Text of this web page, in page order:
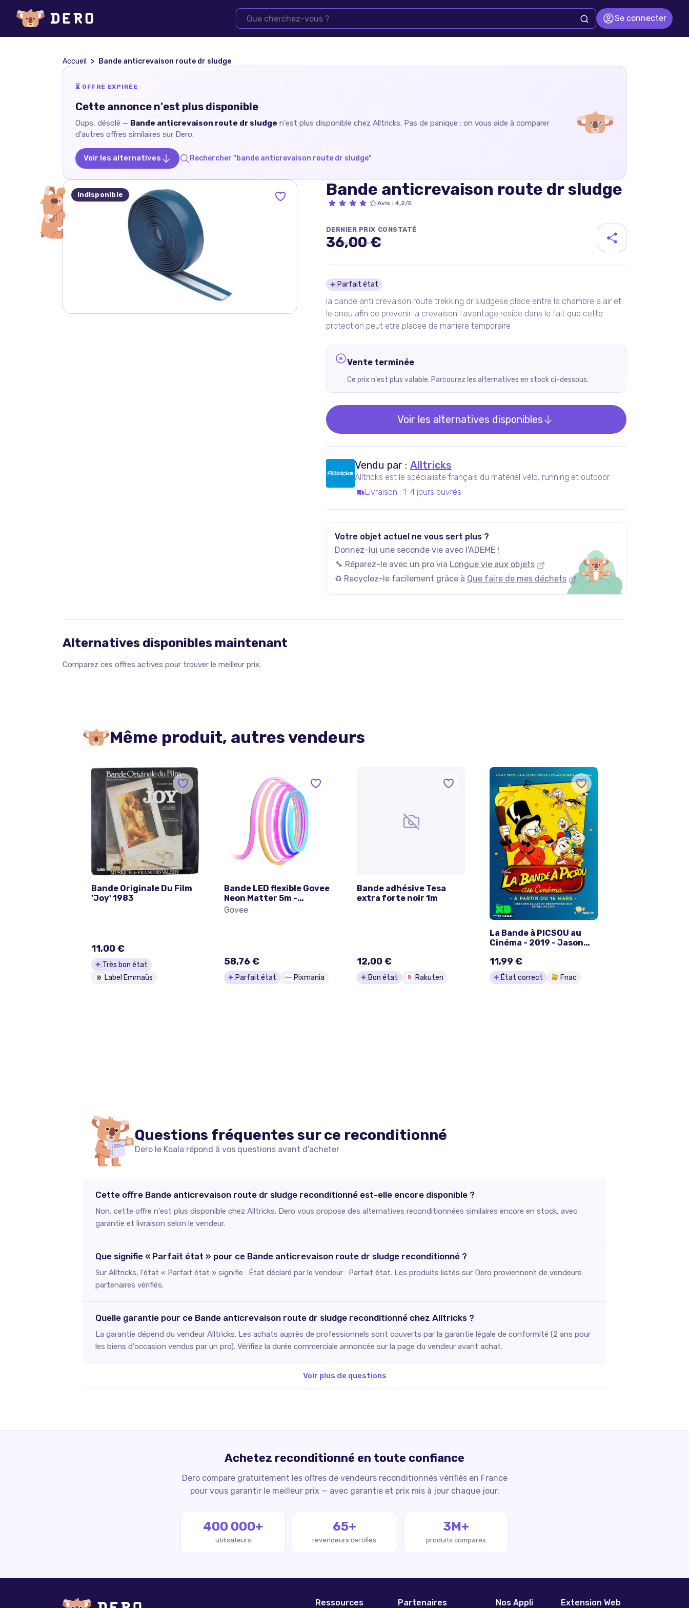
Se connecter
Accueil Bande anticrevaison route dr sludge
⏳ OFFRE EXPIRÉE
Cette annonce n'est plus disponible
Oups, désolé — Bande anticrevaison route dr sludge n'est plus disponible chez Alltricks. Pas de panique : on vous aide à comparer
d'autres offres similaires sur Dero.
Voir les alternatives Rechercher "bande anticrevaison route dr sludge"
Indisponible Bande anticrevaison route dr sludge
Avis: 4,2/5
DERNIER PRIX CONSTATÉ
36,00 €
Détails du produit
Parfait état
la bande anti crevaison route trekking dr sludgese place entre la chambre a air et
le pneu afin de prevenir la crevaison l avantage reside dans le fait que cette
protection peut etre placee de maniere temporaire
Vente terminée
Ce prix n'est plus valable. Parcourez les alternatives en stock ci-dessous.
Voir les alternatives disponibles
Vendu par : Alltricks
Alltricks est le spécialiste français du matériel vélo, running et outdoor.
Livraison : 1-4 jours ouvrés
Votre objet actuel ne vous sert plus ?
Donnez-lui une seconde vie avec l'ADEME !
🔧 Réparez-le avec un pro via Longue vie aux objets
♻️ Recyclez-le facilement grâce à Que faire de mes déchets
Alternatives disponibles maintenant
Comparez ces offres actives pour trouver le meilleur prix.
Même produit, autres vendeurs
Bande Originale Du Film
'Joy' 1983
11,00 €
Très bon état
Label Emmaüs
Bande LED flexible Govee
Neon Matter 5m -
Excellent état
Govee
58,76 €
Parfait état Pixmania
Bande adhésive Tesa
extra forte noir 1m
12,00 €
Bon état Rakuten
La Bande à PICSOU au
Cinéma - 2019 - Jason
11,99 €
État correct Fnac
Questions fréquentes sur ce reconditionné
Dero le Koala répond à vos questions avant d'acheter
Cette offre Bande anticrevaison route dr sludge reconditionné est-elle encore disponible ?
Non, cette offre n'est plus disponible chez Alltricks. Dero vous propose des alternatives reconditionnées similaires encore en stock, avec
garantie et livraison selon le vendeur.
Que signifie « Parfait état » pour ce Bande anticrevaison route dr sludge reconditionné ?
Sur Alltricks, l'état « Parfait état » signifie : État déclaré par le vendeur : Parfait état. Les produits listés sur Dero proviennent de vendeurs
partenaires vérifiés.
Quelle garantie pour ce Bande anticrevaison route dr sludge reconditionné chez Alltricks ?
La garantie dépend du vendeur Alltricks. Les achats auprès de professionnels sont couverts par la garantie légale de conformité (2 ans pour
les biens d'occasion vendus par un pro). Vérifiez la durée commerciale annoncée sur la page du vendeur avant achat.
Voir plus de questions
Achetez reconditionné en toute confiance
Dero compare gratuitement les offres de vendeurs reconditionnés vérifiés en France
pour vous garantir le meilleur prix — avec garantie et prix mis à jour chaque jour.
400 000+
utilisateurs
65+
revendeurs certifiés
3M+
produits comparés
Ressources Partenaires Nos Appli Extension Web